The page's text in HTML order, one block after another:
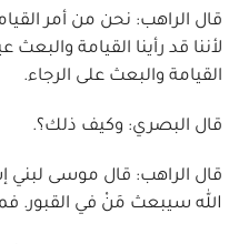
قال الراهب: نحن من أمر
لأننا قد رأينا القيامة والبعث
القيامة والبعث على الرجاء.
قال البصري: وكيف ذلك؟.
قال الراهب: قال موسى لبني
الله سيبعث مَنْ في القبور.